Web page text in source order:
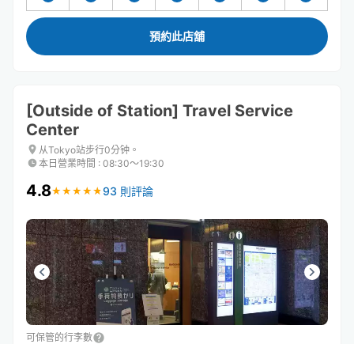
預約此店舖
[Outside of Station] Travel Service
Center
从Tokyo站步行0分钟。
本日營業時間 : 08:30〜19:30
4.8★ ★ ★ ★ ★
★ ★ ★ ★ ★ 93 則評論
可保管的行李數